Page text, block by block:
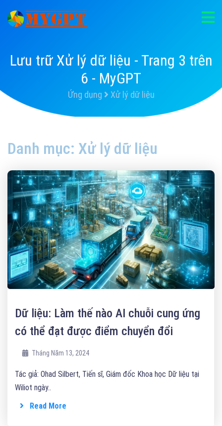
Lưu trữ Xử lý dữ liệu - Trang 3 trên
6 - MyGPT
Ứng dụng Xử lý dữ liệu
Danh mục: Xử lý dữ liệu
Dữ liệu: Làm thế nào AI chuỗi cung ứng
có thể đạt được điểm chuyển đổi
Tháng Năm 13, 2024
Tác giả: Ohad Silbert, Tiến sĩ, Giám đốc Khoa học Dữ liệu tại
Wiliot ngày..
Read More